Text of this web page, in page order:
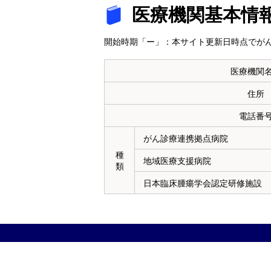
医療機関基本情
開始時期「ー」：本サイト更新日時点でが
医療機関
住所
電話番
種
類
がん診療連携拠点病院
地域医療支援病院
日本臨床腫瘍学会認定研修施設